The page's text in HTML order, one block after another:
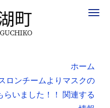
ホーム
ロンチームよりマスクの
らいました！！ 関連する